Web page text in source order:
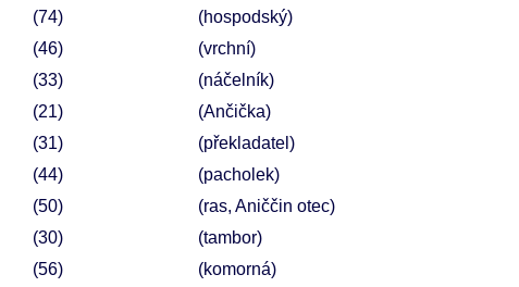
74
(hospodský)
46
(vrchní)
33
(náčelník)
21
(Ančička)
31
(překladatel)
44
(pacholek)
50
(ras, Aniččin otec)
30
(tambor)
56
(komorná)